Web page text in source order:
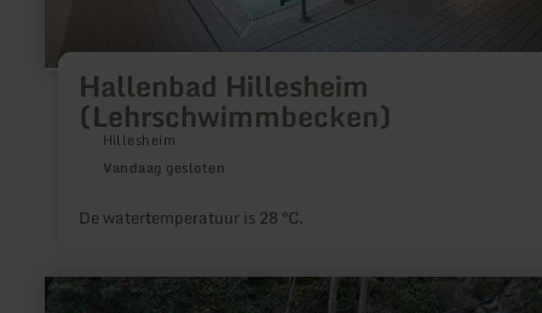
Hallenbad Hillesheim
(Lehrschwimmbecken)
Hillesheim
Vandaag gesloten
De watertemperatuur is 28 °C.
meer